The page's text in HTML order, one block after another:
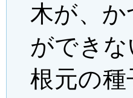
木が、
ができ
根元の